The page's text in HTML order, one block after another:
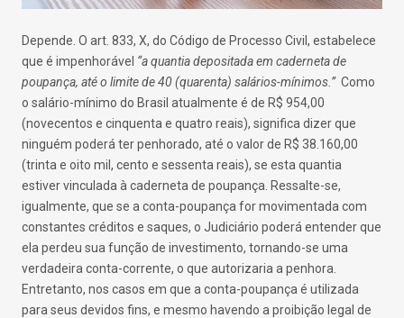
Depende. O art. 833, X, do Código de Processo Civil, estabelece
que é impenhorável “a quantia depositada em caderneta de
poupança, até o limite de 40 (quarenta) salários-mínimos.”Como
o salário-mínimo do Brasil atualmente é de R$ 954,00
(novecentos e cinquenta e quatro reais), significa dizer que
ninguém poderá ter penhorado, até o valor de R$ 38.160,00
(trinta e oito mil, cento e sessenta reais), se esta quantia
estiver vinculada à caderneta de poupança. Ressalte-se,
igualmente, que se a conta-poupança for movimentada com
constantes créditos e saques, o Judiciário poderá entender que
ela perdeu sua função de investimento, tornando-se uma
verdadeira conta-corrente, o que autorizaria a penhora.
Entretanto, nos casos em que a conta-poupança é utilizada
para seus devidos fins, e mesmo havendo a proibição legal de